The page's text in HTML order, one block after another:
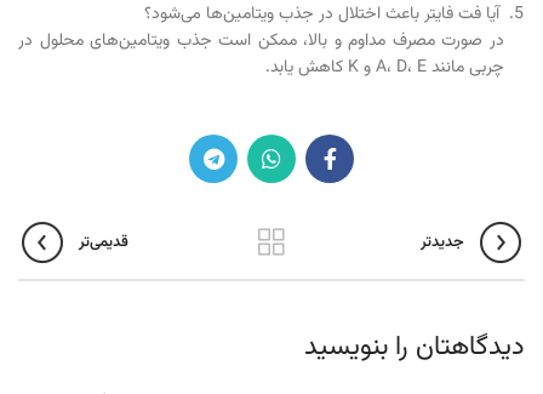
آیا فت فایتر باعث اختلال در جذب ویتامین‌ها می‌شود؟
در صورت مصرف مداوم و بالا، ممکن است جذب ویتامین‌های محلول در
چربی مانند A، D، E و K کاهش یابد.
جدیدتر قدیمی‌تر
دیدگاهتان را بنویسید